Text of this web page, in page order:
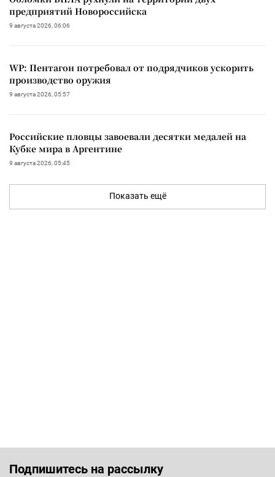
предприятий Новороссийска
9 августа 2026, 06:06
WP: Пентагон потребовал от подрядчиков ускорить
производство оружия
9 августа 2026, 05:57
Российские пловцы завоевали десятки медалей на
Кубке мира в Аргентине
9 августа 2026, 05:45
Показать ещё
Подпишитесь на рассылку